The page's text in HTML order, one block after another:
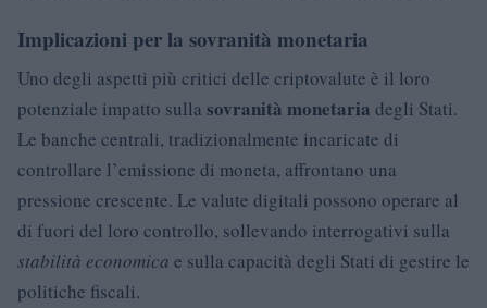
Implicazioni per la sovranità monetaria
Uno degli aspetti più critici delle criptovalute è il loro
potenziale impatto sulla sovranità monetaria degli Stati.
Le banche centrali, tradizionalmente incaricate di
controllare l’emissione di moneta, affrontano una
pressione crescente. Le valute digitali possono operare al
di fuori del loro controllo, sollevando interrogativi sulla
stabilità economica e sulla capacità degli Stati di gestire le
politiche fiscali.